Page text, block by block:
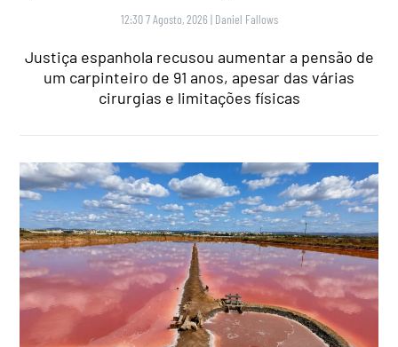
12:30 7 Agosto, 2026 | Daniel Fallows
Justiça espanhola recusou aumentar a pensão de
um carpinteiro de 91 anos, apesar das várias
cirurgias e limitações físicas